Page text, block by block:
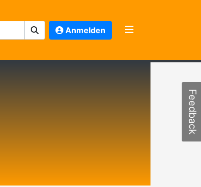
Anmelden
Feedback